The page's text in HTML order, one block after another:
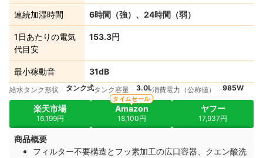
連続加湿時間 6時間（強）、24時間（弱）
1日あたりの電気
代目安
153.3円
最小稼動音 31dB
給水タンク形状 タンク式タンク容量 3.0L消費電力（公称値） 985W
楽天市場
16,199円
Amazon
18,100円
タイムセール
ヤフー
17,937円
商品概要
フィルター不要構造とフッ素加工の広口容器、クエン酸洗